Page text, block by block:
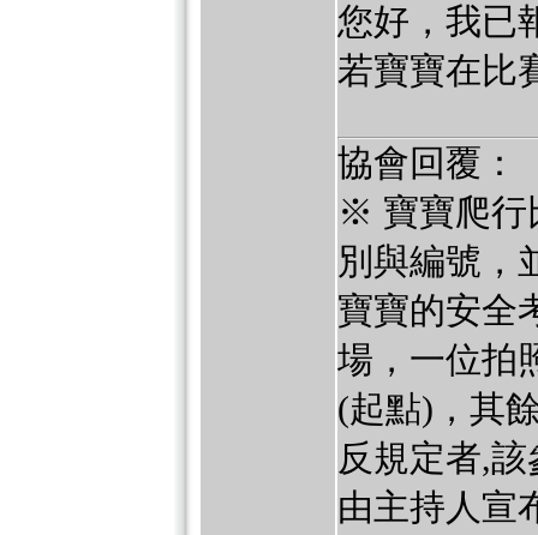
您好，我已
若寶寶在比
協會回覆：
※ 寶寶爬行
別與編號，
寶寶的安全
場，一位拍
(起點)，其
反規定者,
由主持人宣